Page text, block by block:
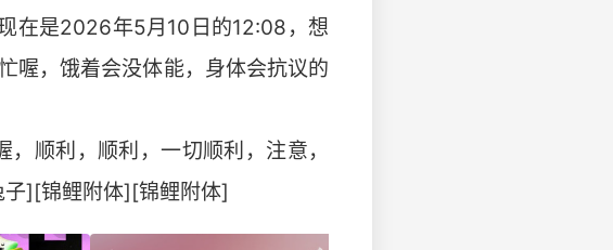
在是2026年5月10日的12:08，想
喔，饿着会没体能，身体会抗议的
顺利，顺利，一切顺利，注意，
][锦鲤附体][锦鲤附体]